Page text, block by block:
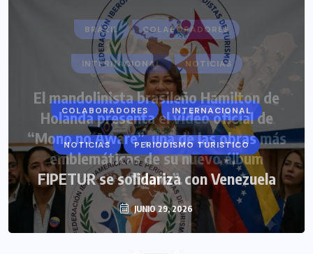
COLABORADORES INTERNACIONAL
NOTICIAS PERIODISMO TURISTICO
FIPETUR se solidariza con Venezuela
JUNIO 29, 2026